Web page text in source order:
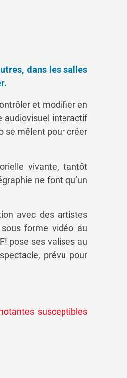
dans les salles
et modifier en
audiovisuel interactif
se mêlent pour créer
vivante, tantôt
ne font qu’un
avec des artistes
forme vidéo au
pose ses valises au
prévu pour
susceptibles